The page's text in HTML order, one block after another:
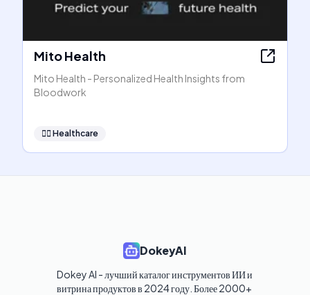
Mito Health
Mito Health - Personalized Health Insights from
Bloodwork
👩‍⚕️ Healthcare
DokeyAI
Dokey AI - лучший каталог инструментов ИИ и
витрина продуктов в 2024 году. Более 2000+